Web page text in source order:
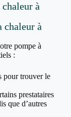
à
chaleur à
pompe à
:
pour trouver le
prestataires
que d’autres